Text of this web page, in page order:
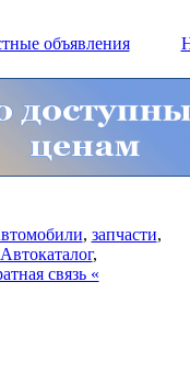
объявления
, запчасти,
Автокаталог,
связь «